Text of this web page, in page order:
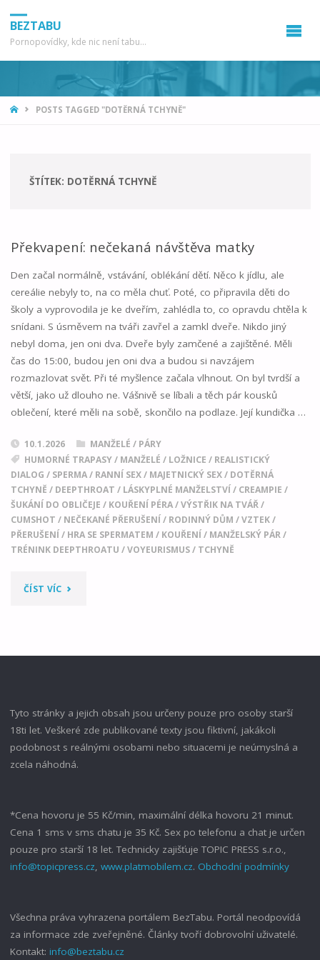
BEZTABU
Pornopovídky, kde nic není tabu...
HOMEPOSTS TAGGED "DOTĚRNÁ TCHYNĚ"
ŠTÍTEK: DOTĚRNÁ TCHYNĚ
Překvapení: nečekaná návštěva matky
Den začal normálně, vstávání, oblékání dětí. Něco k jídlu, ale
cereálie nebyly to, na co měla chuť. Poté, co připravila děti do
školy a vyprovodila je ke dveřím, zahlédla to, co opravdu chtěla k
snídani. S úsměvem na tváři zavřel a zamkl dveře. Nikdo jiný
nebyl doma, jen oni dva. Dveře byly zamčené a zajištěné. Měli
čas do 15:00, budou jen oni dva a budou si navzájem
rozmazlovat svět. Při té myšlence začala vlhnout. On byl tvrdší a
větší, jako už dlouho ne. Vášnivě se líbali a těch pár kousků
oblečení, které měli na sobě, skončilo na podlaze. Její kundička …
10.1.2026
MANŽELÉ / PÁRY
HUMORNÉ TRAPASY/ MANŽELÉ / LOŽNICE / REALISTICKÝ
DIALOG / SPERMA/ RANNÍ SEX/ MAJETNICKÝ SEX/ DOTĚRNÁ
TCHYNĚ / DEEPTHROAT / LÁSKYPLNÉ MANŽELSTVÍ / CREAMPIE /
ŠUKÁNÍ DO OBLIČEJE / KOUŘENÍ PÉRA/VÝSTŘIK NA TVÁŘ/
CUMSHOT / NEČEKANÉ PŘERUŠENÍ / RODINNÝ DŮM /VZTEK/
PŘERUŠENÍ / HRA SE SPERMATEM / KOUŘENÍ / MANŽELSKÝ PÁR/
TRÉNINK DEEPTHROATU /VOYEURISMUS/ TCHYNĚ
ČÍST VÍC"PŘEKVAPENÍ:
Tyto stránky a jejich obsah jsou určeny pouze pro osoby starší
18ti let. Veškeré zde publikované texty jsou fiktivní, jakákoli
podobnost s reálnými osobami nebo situacemi je neúmyslná a
zcela náhodná.
*Cena hovoru je 55 Kč/min, maximální délka hovoru 21 minut.
Cena 1 sms v sms chatu je 35 Kč. Sex po telefonu a chat je určen
pouze pro starší 18 let. Technicky zajišťuje TOPIC PRESS s.r.o.,
info@topicpress.cz, www.platmobilem.cz. Obchodní podmínky
Všechna práva vyhrazena portálem BezTabu. Portál neodpovídá
za informace zde zveřejněné. Články tvoří dobrovolní uživatelé.
Kontakt: info@beztabu.cz